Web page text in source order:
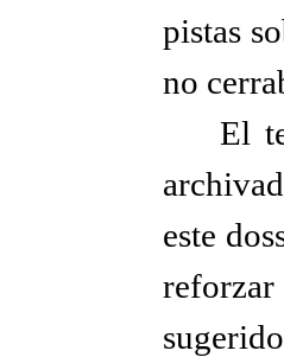
pistas
no
El
este